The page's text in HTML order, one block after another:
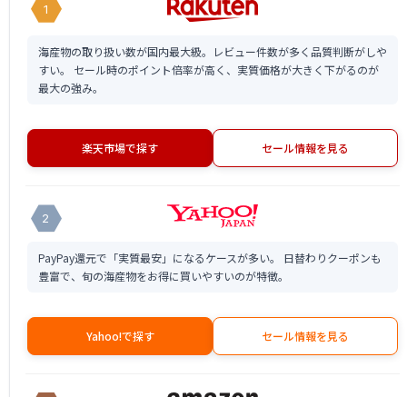
1
海産物の取り扱い数が国内最大級。レビュー件数が多く品質判断がしや
すい。 セール時のポイント倍率が高く、実質価格が大きく下がるのが
最大の強み。
楽天市場で探す セール情報を見る
2
PayPay還元で「実質最安」になるケースが多い。 日替わりクーポンも
豊富で、旬の海産物をお得に買いやすいのが特徴。
Yahoo!で探す セール情報を見る